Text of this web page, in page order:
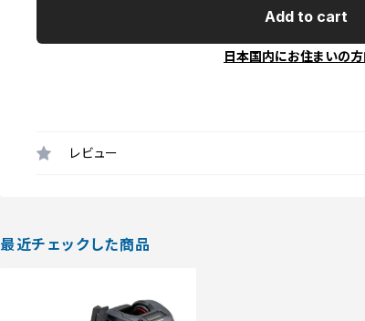
Add to cart
日本国内にお住まいの
レビュー
最近チェックした商品